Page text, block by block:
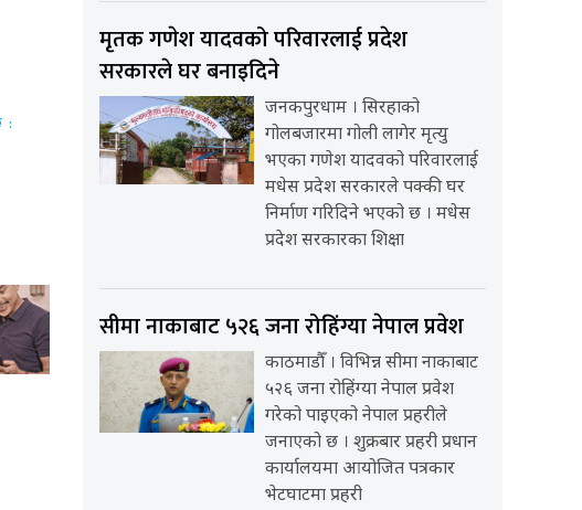
:
मृतक गणेश यादवको परिवारलाई प्रदेश
सरकारले घर बनाइदिने
जनकपुरधाम । सिरहाको
गोलबजारमा गोली लागेर मृत्यु
भएका गणेश यादवको परिवारलाई
मधेस प्रदेश सरकारले पक्की घर
निर्माण गरिदिने भएको छ । मधेस
प्रदेश सरकारका शिक्षा
सीमा नाकाबाट ५२६ जना रोहिंग्या नेपाल प्रवेश
काठमाडौँ । विभिन्न सीमा नाकाबाट
५२६ जना रोहिंग्या नेपाल प्रवेश
गरेको पाइएको नेपाल प्रहरीले
जनाएको छ । शुक्रबार प्रहरी प्रधान
कार्यालयमा आयोजित पत्रकार
भेटघाटमा प्रहरी